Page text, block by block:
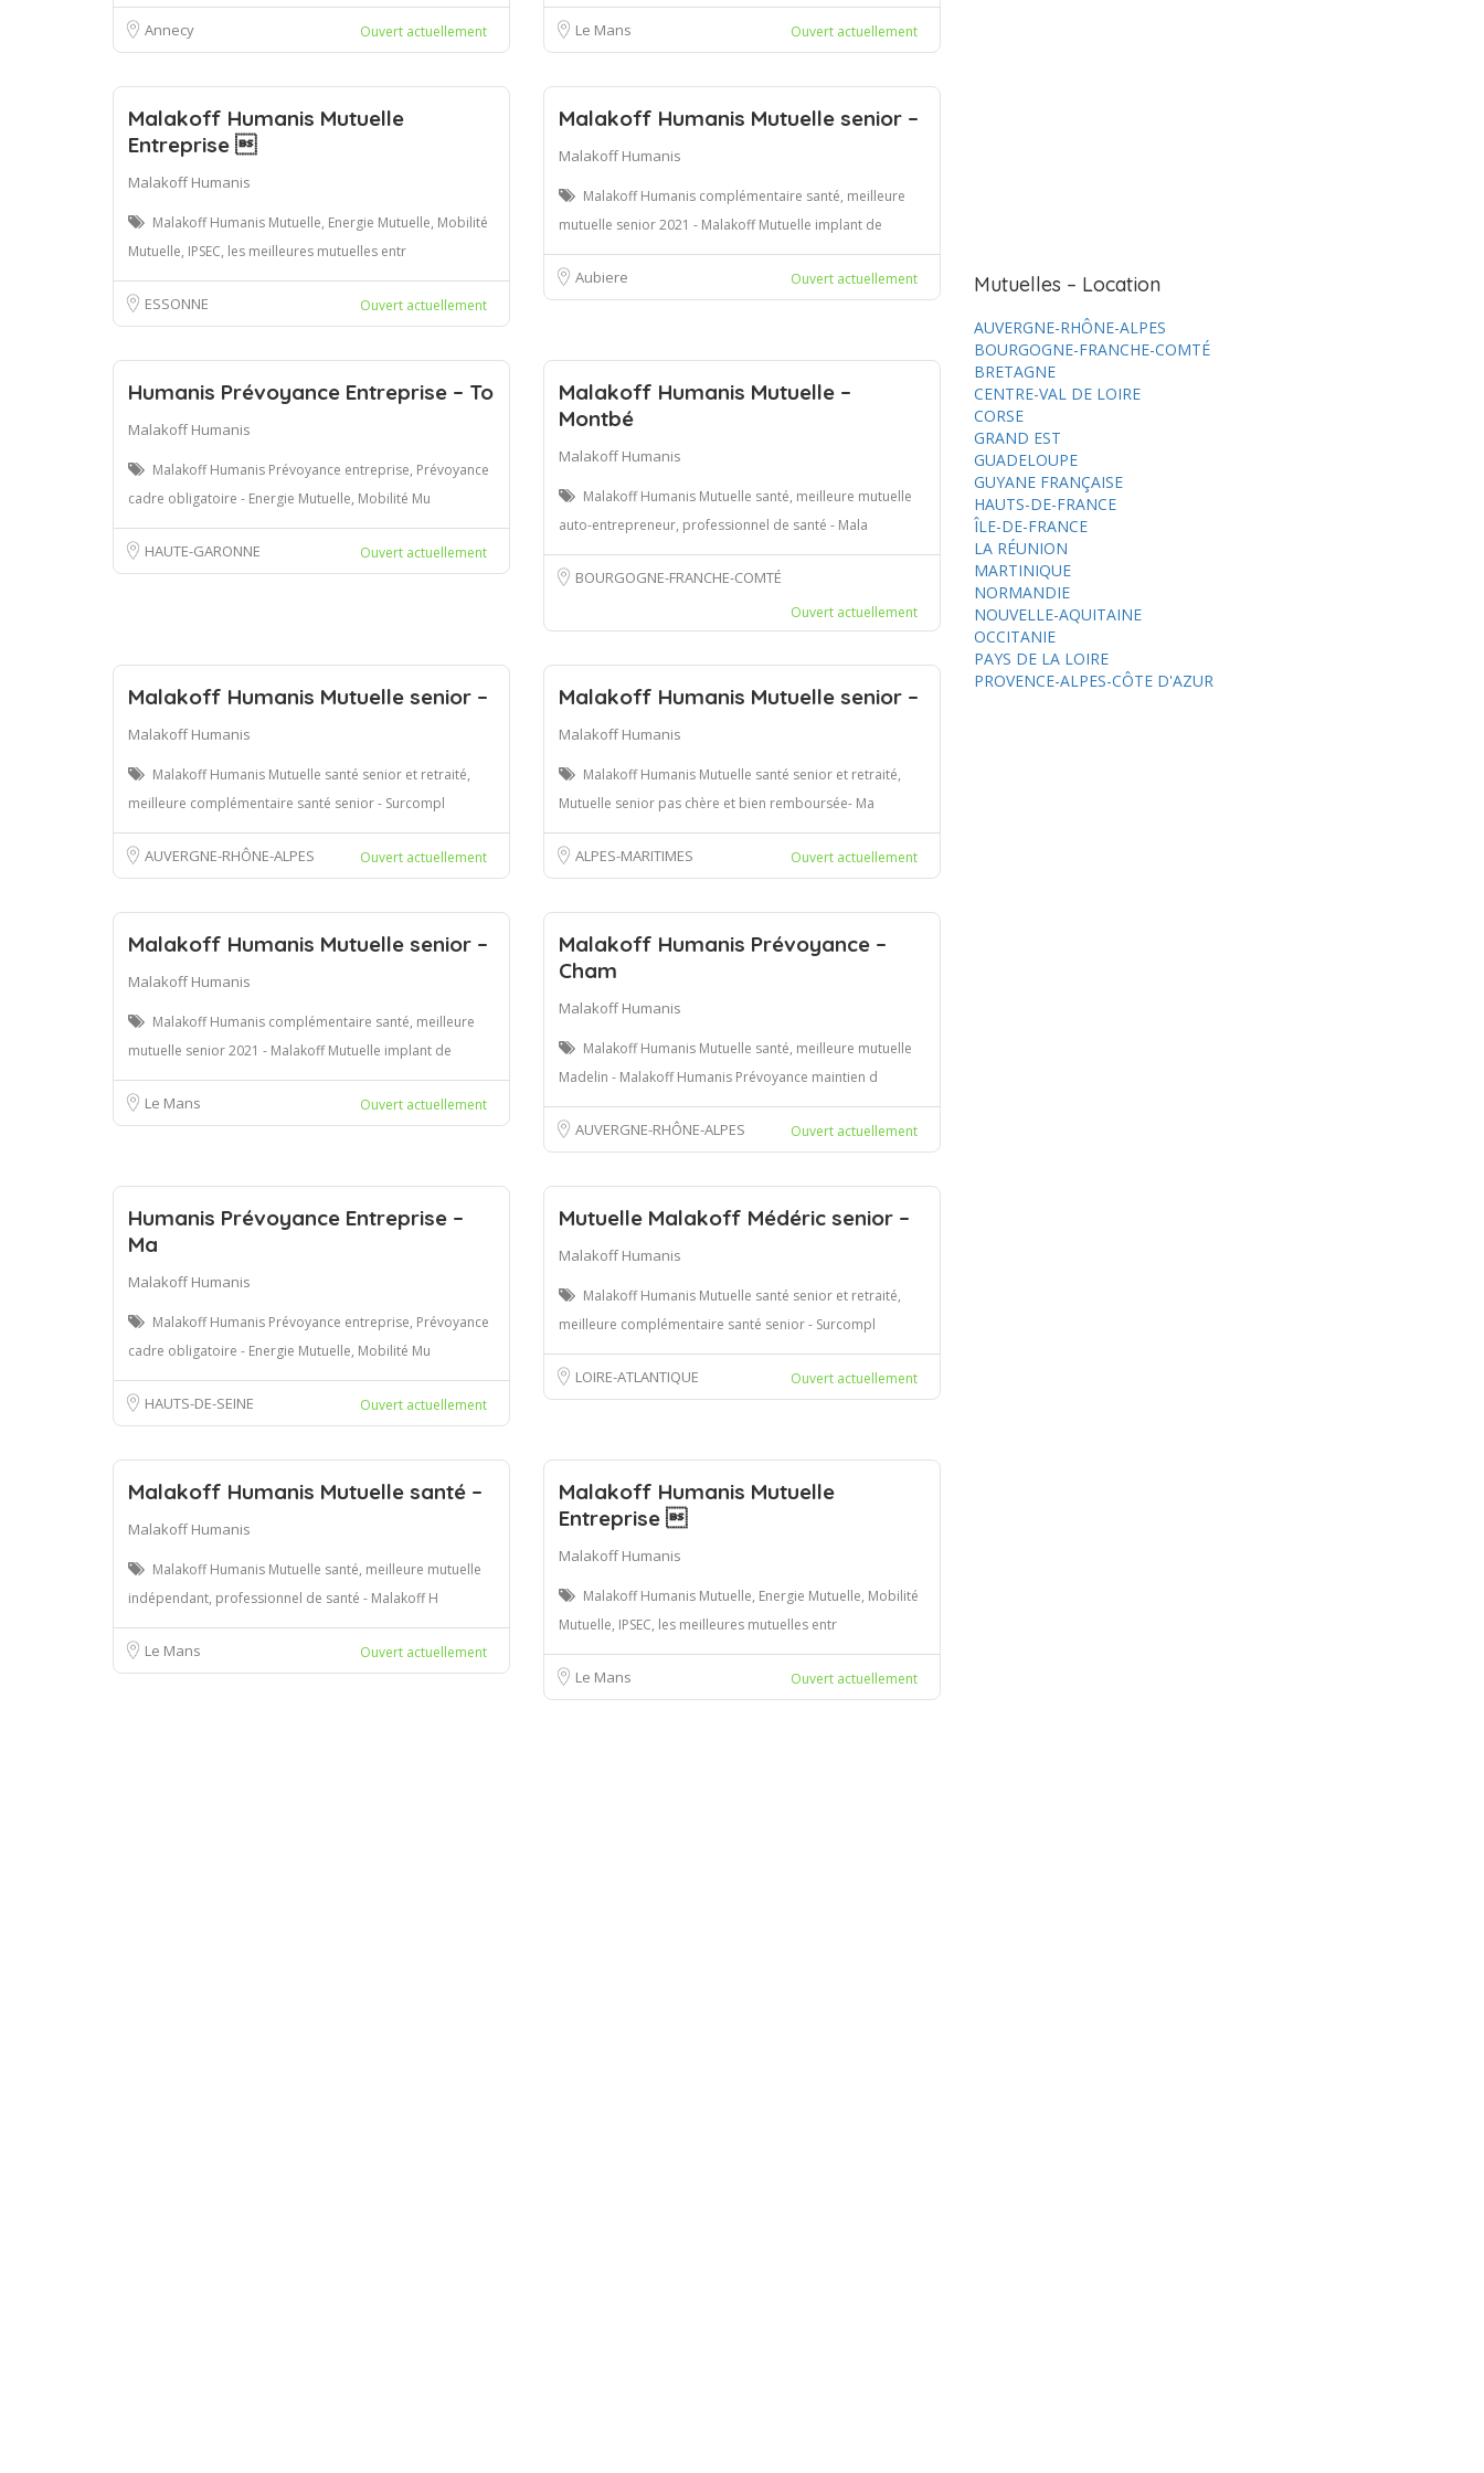
Annecy Ouvert actuellement Le Mans Ouvert actuellement
Malakoff Humanis Mutuelle
Entreprise 
Malakoff Humanis
Malakoff Humanis Mutuelle, Energie Mutuelle, Mobilité
Mutuelle, IPSEC, les meilleures mutuelles entr
ESSONNE Ouvert actuellement
Malakoff Humanis Mutuelle senior –
Malakoff Humanis
Malakoff Humanis complémentaire santé, meilleure
mutuelle senior 2021 - Malakoff Mutuelle implant de
Aubiere Ouvert actuellement
Humanis Prévoyance Entreprise – To
Malakoff Humanis
Malakoff Humanis Prévoyance entreprise, Prévoyance
cadre obligatoire - Energie Mutuelle, Mobilité Mu
HAUTE-GARONNE Ouvert actuellement
Malakoff Humanis Mutuelle –
Montbé
Malakoff Humanis
Malakoff Humanis Mutuelle santé, meilleure mutuelle
auto-entrepreneur, professionnel de santé - Mala
BOURGOGNE-FRANCHE-COMTÉ
Ouvert actuellement
Malakoff Humanis Mutuelle senior –
Malakoff Humanis
Malakoff Humanis Mutuelle santé senior et retraité,
meilleure complémentaire santé senior - Surcompl
AUVERGNE-RHÔNE-ALPES Ouvert actuellement
Malakoff Humanis Mutuelle senior –
Malakoff Humanis
Malakoff Humanis Mutuelle santé senior et retraité,
Mutuelle senior pas chère et bien remboursée- Ma
ALPES-MARITIMES Ouvert actuellement
Malakoff Humanis Mutuelle senior –
Malakoff Humanis
Malakoff Humanis complémentaire santé, meilleure
mutuelle senior 2021 - Malakoff Mutuelle implant de
Le Mans Ouvert actuellement
Malakoff Humanis Prévoyance –
Cham
Malakoff Humanis
Malakoff Humanis Mutuelle santé, meilleure mutuelle
Madelin - Malakoff Humanis Prévoyance maintien d
AUVERGNE-RHÔNE-ALPES Ouvert actuellement
Humanis Prévoyance Entreprise –
Ma
Malakoff Humanis
Malakoff Humanis Prévoyance entreprise, Prévoyance
cadre obligatoire - Energie Mutuelle, Mobilité Mu
HAUTS-DE-SEINE Ouvert actuellement
Mutuelle Malakoff Médéric senior –
Malakoff Humanis
Malakoff Humanis Mutuelle santé senior et retraité,
meilleure complémentaire santé senior - Surcompl
LOIRE-ATLANTIQUE Ouvert actuellement
Malakoff Humanis Mutuelle santé –
Malakoff Humanis
Malakoff Humanis Mutuelle santé, meilleure mutuelle
indépendant, professionnel de santé - Malakoff H
Le Mans Ouvert actuellement
Malakoff Humanis Mutuelle
Entreprise 
Malakoff Humanis
Malakoff Humanis Mutuelle, Energie Mutuelle, Mobilité
Mutuelle, IPSEC, les meilleures mutuelles entr
Le Mans Ouvert actuellement
Mutuelles – Location
AUVERGNE-RHÔNE-ALPES
BOURGOGNE-FRANCHE-COMTÉ
BRETAGNE
CENTRE-VAL DE LOIRE
CORSE
GRAND EST
GUADELOUPE
GUYANE FRANÇAISE
HAUTS-DE-FRANCE
ÎLE-DE-FRANCE
LA RÉUNION
MARTINIQUE
NORMANDIE
NOUVELLE-AQUITAINE
OCCITANIE
PAYS DE LA LOIRE
PROVENCE-ALPES-CÔTE D'AZUR